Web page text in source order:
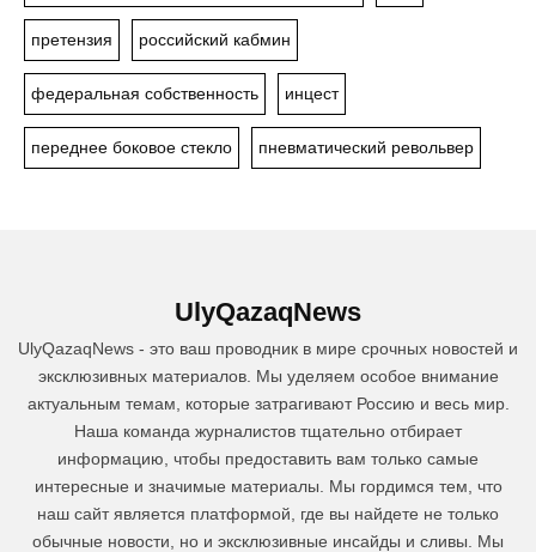
претензия российский кабмин
федеральная собственность инцест
переднее боковое стекло пневматический револьвер
UlyQazaqNews
UlyQazaqNews - это ваш проводник в мире срочных новостей и
эксклюзивных материалов. Мы уделяем особое внимание
актуальным темам, которые затрагивают Россию и весь мир.
Наша команда журналистов тщательно отбирает
информацию, чтобы предоставить вам только самые
интересные и значимые материалы. Мы гордимся тем, что
наш сайт является платформой, где вы найдете не только
обычные новости, но и эксклюзивные инсайды и сливы. Мы